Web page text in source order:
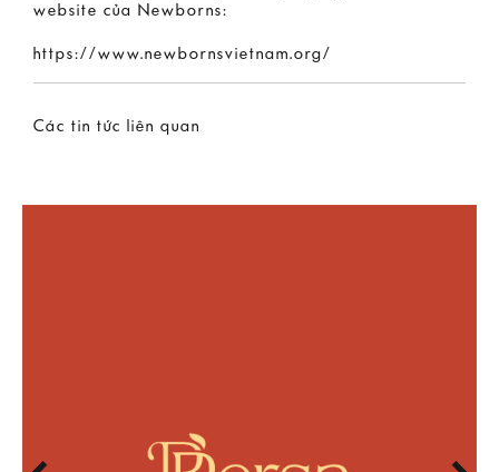
website của Newborns:
https://www.newbornsvietnam.org/
Các tin tức liên quan